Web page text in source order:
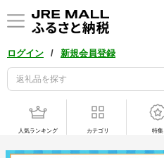
ログイン / 新規会員登録
人気ランキング カテゴリ 特集